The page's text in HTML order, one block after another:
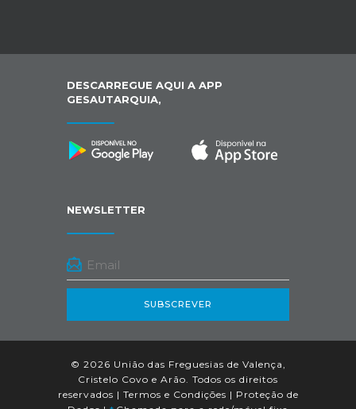
DESCARREGUE AQUI A APP
GESAUTARQUIA,
NEWSLETTER
SUBSCREVER
© 2026 União das Freguesias de Valença,
Cristelo Covo e Arão. Todos os direitos
reservados | Termos e Condições | Proteção de